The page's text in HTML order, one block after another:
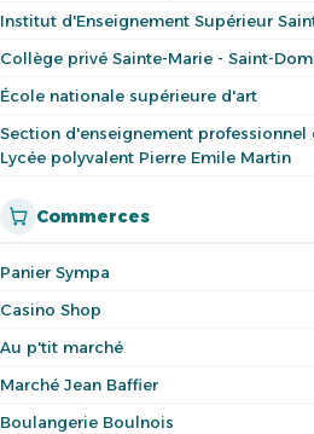
Institut d'Enseignement Supérieur
Collège privé Sainte-Marie - Saint-
École nationale supérieure d'art
Section d'enseignement professionnel
Lycée polyvalent Pierre Emile Martin
Commerces
Panier Sympa
Casino Shop
Au p'tit marché
Marché Jean Baffier
Boulangerie Boulnois